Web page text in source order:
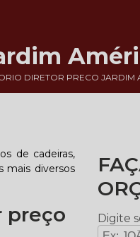
DIRETOR PRECO JARDIM
de cadeiras,
mais diversos
preço
Digite